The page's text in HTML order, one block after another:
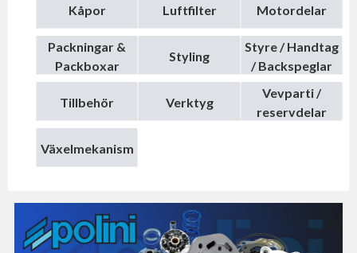
Kåpor Luftfilter Motordelar
Packningar &
Packboxar
Styling
Styre / Handtag
/ Backspeglar
Tillbehör Verktyg
Vevparti /
reservdelar
Växelmekanism